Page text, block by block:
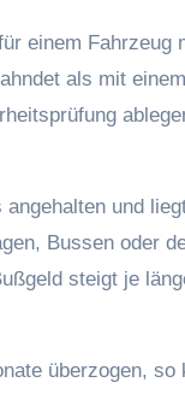
einem Fahrzeug
als mit
und
Bussen oder
steigt je
überzogen,